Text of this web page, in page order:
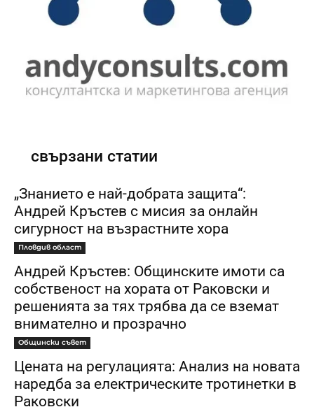
свързани статии
„Знанието е най-добрата защита“:
Андрей Кръстев с мисия за онлайн
сигурност на възрастните хора
Пловдив област
Андрей Кръстев: Общинските имоти са
собственост на хората от Раковски и
решенията за тях трябва да се вземат
внимателно и прозрачно
Общински съвет
Цената на регулацията: Анализ на новата
наредба за електрическите тротинетки в
Раковски